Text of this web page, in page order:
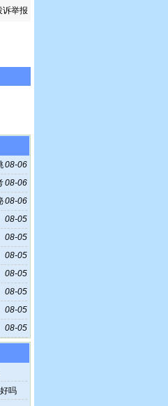
诉举报
08-06
08-06
08-06
08-05
08-05
08-05
08-05
08-05
08-05
08-05
吗